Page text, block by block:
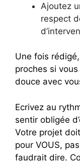
Ajoutez
respect
Une fois
proches si
douce avec
Ecrivez au
sentir obligée
Votre projet
pour VOUS,
faudrait dire.